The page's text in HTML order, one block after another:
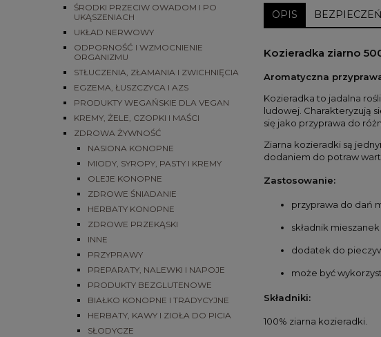
ŚRODKI PRZECIW OWADOM I PO
UKĄSZENIACH
UKŁAD NERWOWY
ODPORNOŚĆ I WZMOCNIENIE
ORGANIZMU
STŁUCZENIA, ZŁAMANIA I ZWICHNIĘCIA
EGZEMA, ŁUSZCZYCA I AZS
PRODUKTY WEGAŃSKIE DLA VEGAN
KREMY, ŻELE, CZOPKI I MAŚCI
ZDROWA ŻYWNOŚĆ
NASIONA KONOPNE
MIODY, SYROPY, PASTY I KREMY
OLEJE KONOPNE
ZDROWE ŚNIADANIE
HERBATY KONOPNE
ZDROWE PRZEKĄSKI
INNE
PRZYPRAWY
PREPARATY, NALEWKI I NAPOJE
PRODUKTY BEZGLUTENOWE
BIAŁKO KONOPNE I TRADYCYJNE
HERBATY, KAWY I ZIOŁA DO PICIA
SŁODYCZE
OPIS
Kozieradka ziarno
Aromatyczna
Kozieradka to jadalna
ludowej. Charakteryzują
się jako przyprawa do
Ziarna kozieradki są
dodaniem do potraw
Zastosowanie:
przyprawa do dań
składnik
dodatek do
może być
Składniki:
100% ziarna kozieradki.